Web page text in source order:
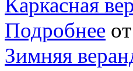
Каркасная
Подробнее
Зимняя